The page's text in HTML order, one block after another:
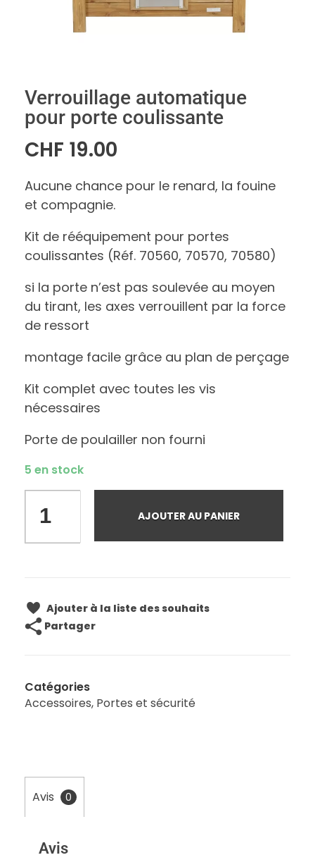
Verrouillage automatique
pour porte coulissante
CHF 19.00
Aucune chance pour le renard, la fouine
et compagnie.
Kit de rééquipement pour portes
coulissantes (Réf. 70560, 70570, 70580)
si la porte n’est pas soulevée au moyen
du tirant, les axes verrouillent par la force
de ressort
montage facile grâce au plan de perçage
Kit complet avec toutes les vis
nécessaires
Porte de poulailler non fourni
5 en stock
AJOUTER AU PANIER
Ajouter à la liste des souhaits
Partager
Catégories
Accessoires, Portes et sécurité
Avis 0
Avis